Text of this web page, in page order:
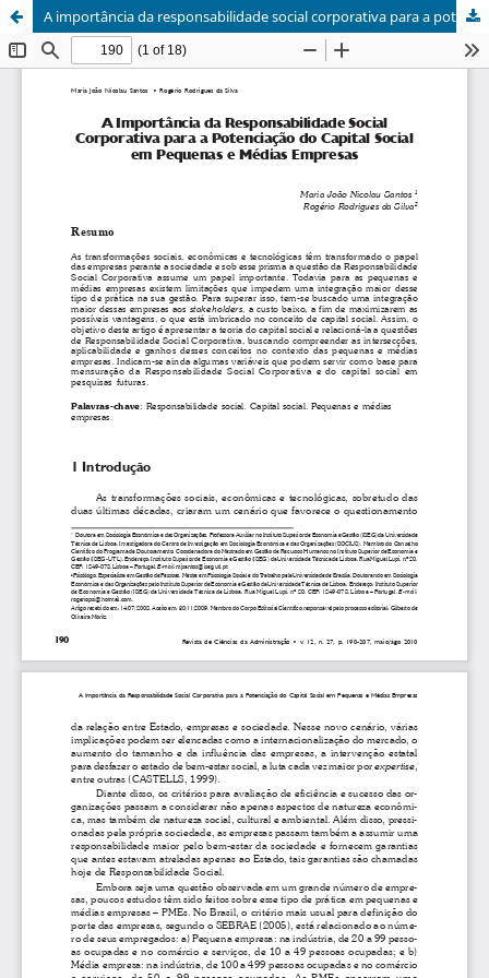
A importância da responsabilidade social corporativa para a potenciação do capital social em pequenas e médias empresas